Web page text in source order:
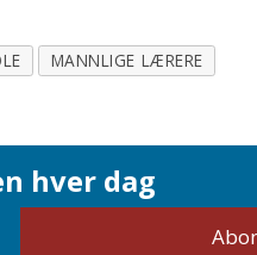
MANNLIGE LÆRERE
hver dag